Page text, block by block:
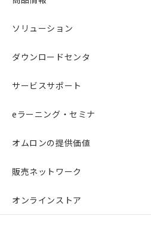
ソリューション
ダウンロードセンタ
サービスサポート
eラーニング・セミナ
オムロンの提供価値
販売ネットワーク
オンラインストア